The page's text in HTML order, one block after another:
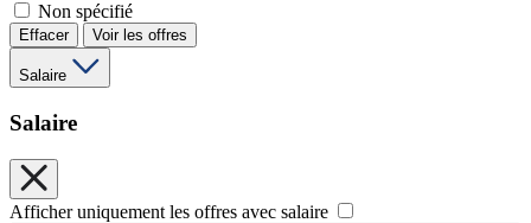
Non spécifié
Effacer Voir les offres
Salaire
Salaire
Afficher uniquement les offres avec salaire